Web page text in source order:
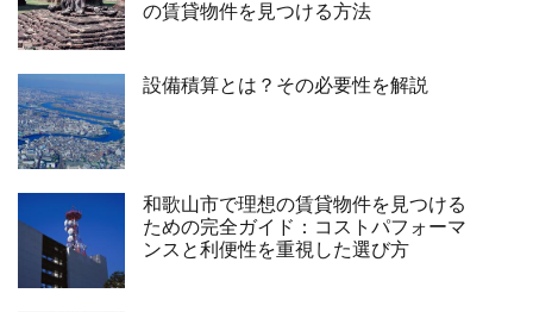
の賃貸物件を見つける方法
設備積算とは？その必要性を解説
和歌山市で理想の賃貸物件を見つける
ための完全ガイド：コストパフォーマ
ンスと利便性を重視した選び方